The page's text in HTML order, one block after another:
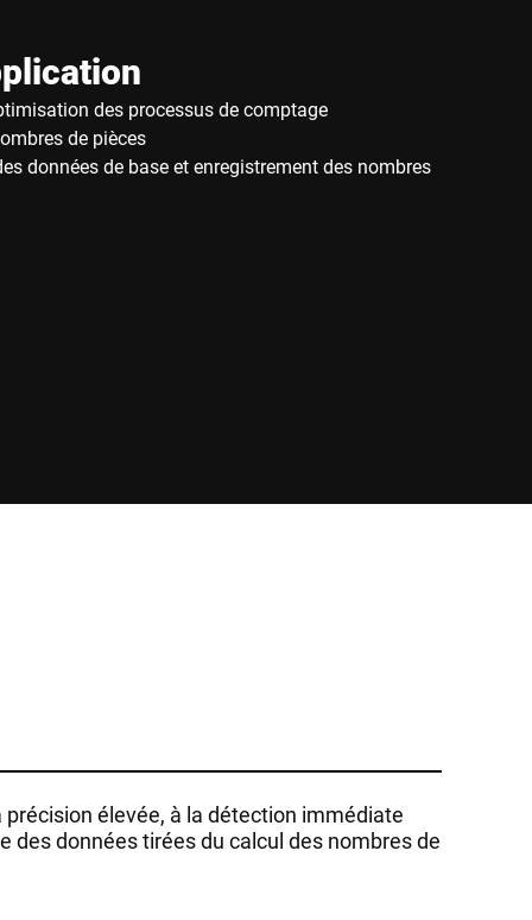
des processus de comptage
de pièces
données de base et enregistrement des nombres
élevée, à la détection immédiate
des données tirées du calcul des nombres de